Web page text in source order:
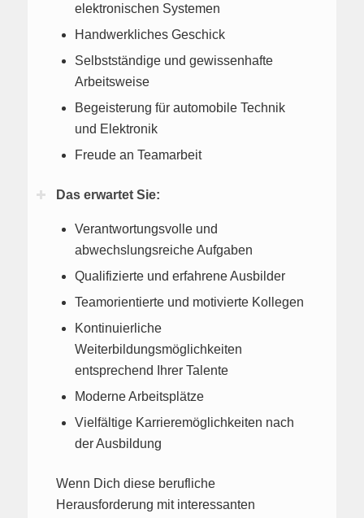
elektronischen Systemen
Handwerkliches Geschick
Selbstständige und gewissenhafte
Arbeitsweise
Begeisterung für automobile Technik
und Elektronik
Freude an Teamarbeit
Das erwartet Sie:
Verantwortungsvolle und
abwechslungsreiche Aufgaben
Qualifizierte und erfahrene Ausbilder
Teamorientierte und motivierte Kollegen
Kontinuierliche
Weiterbildungsmöglichkeiten
entsprechend Ihrer Talente
Moderne Arbeitsplätze
Vielfältige Karrieremöglichkeiten nach
der Ausbildung
Wenn Dich diese berufliche
Herausforderung mit interessanten